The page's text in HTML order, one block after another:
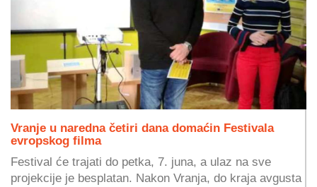
Vranje u naredna četiri dana domaćin Festivala
evropskog filma
Festival će trajati do petka, 7. juna, a ulaz na sve
projekcije je besplatan. Nakon Vranja, do kraja avgusta